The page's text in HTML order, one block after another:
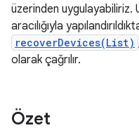
üzerinden uygulayabiliriz.
aracılığıyla
recoverDevices(List)
olarak çağrılır.
Özet